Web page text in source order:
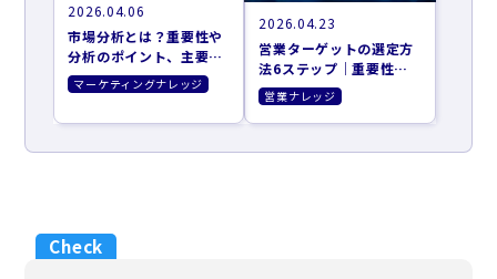
2026.04.06
市場分析とは？重要性や
分析のポイント、主要な
フレームワークを紹介
マーケティングナレッジ
2026.04.23
営業ターゲットの選定方
法6ステップ｜重要性や
おすすめのツールも紹介
営業ナレッジ